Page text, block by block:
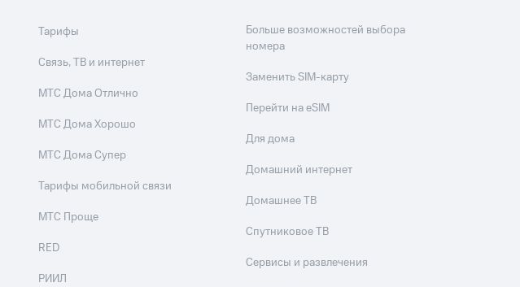
Тарифы
Связь, ТВ и интернет
МТС Дома Отлично
МТС Дома Хорошо
МТС Дома Супер
Тарифы мобильной связи
МТС Проще
RED
РИИЛ
Больше возможностей выбора
номера
Заменить SIM-карту
Перейти на eSIM
Для дома
Домашний интернет
Домашнее ТВ
Спутниковое ТВ
Сервисы и развлечения